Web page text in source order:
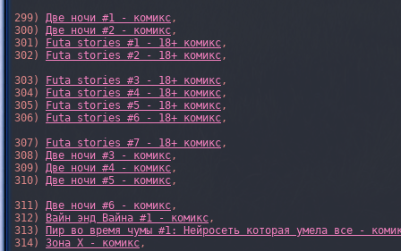
299) Две ночи #1 - комикс,
300) Две ночи #2 - комикс,
301)
Futa stories #1 - 18+ комикс,
302)
Futa stories #2 - 18+ комикс,
303)
Futa stories #3 - 18+ комикс,
304)
Futa stories #4 - 18+ комикс,
305)
Futa stories #5 - 18+ комикс,
306)
Futa stories #6 - 18+ комикс,
307)
Futa stories #7 - 18+ комикс,
308) Две ночи #3 - комикс,
309) Две ночи #4 - комикс,
310) Две ночи #5 - комикс,
311) Две ночи #6 - комикс,
312)
Вайн энд Вайна #1 - комикс,
313)
Пир во время чумы #1: Нейросеть которая умела все -
314) Зона X - комикс,